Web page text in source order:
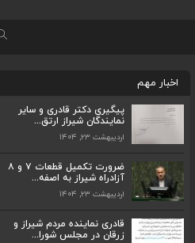
اخبار مهم
پیگیری دکتر قادری و سایر
نمایندگان شیراز ارتق...
اردیبهشت ۲۳, ۱۴۰۴
ضرورت تکمیل قطعات ۷ و ۸
آزادراه شیراز به اصفه...
اردیبهشت ۲۳, ۱۴۰۴
قادری نماینده مردم شیراز و
زرقان در مجلس شورا...
اردیبهشت ۲۳, ۱۴۰۴
قادری نماینده مردم شیراز و زرقان در مجلس
اردیبهشت ۲۲, ۱۴۰۴